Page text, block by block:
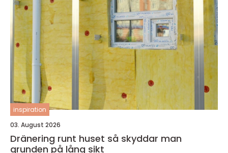
inspiration
03. August 2026
Dränering runt huset så skyddar man
grunden på lång sikt